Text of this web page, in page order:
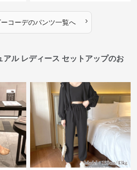
コーデのパンツ一覧へ ›
アル レディース セットアップのお